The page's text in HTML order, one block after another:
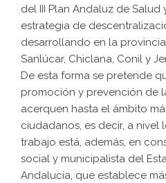
del III Plan Andaluz de
estrategia de
desarrollando en la
Sanlúcar, Chiclana, Conil y
De esta forma se pretende
promoción y prevención de
acerquen hasta el ámbito
ciudadanos, es decir, a nivel
trabajo está, además, en
social y municipalista del
Andalucía, que establece